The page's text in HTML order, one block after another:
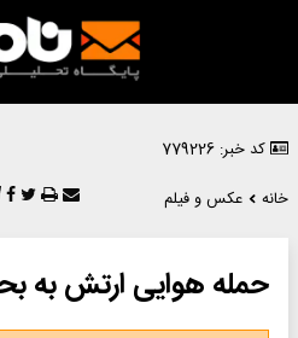
کد خبر: 779226
خانه
عکس و فیلم
حمله هوایی ارتش به